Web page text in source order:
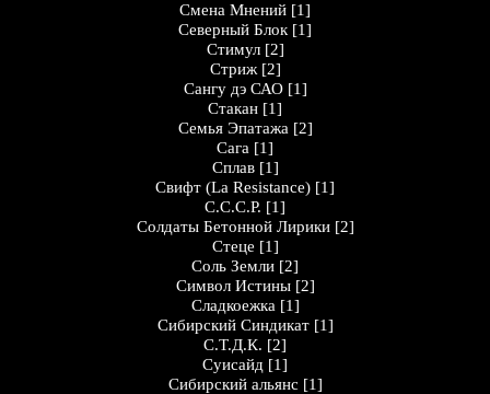
Смена Мнений [1]
Северный Блок [1]
Стимул [2]
Стриж [2]
Сангу дэ САО [1]
Стакан [1]
Семья Эпатажа [2]
Сага [1]
Сплав [1]
Свифт (La Resistance) [1]
С.С.С.Р. [1]
Солдаты Бетонной Лирики [2]
Стеце [1]
Соль Земли [2]
Символ Истины [2]
Сладкоежка [1]
Сибирский Синдикат [1]
С.Т.Д.К. [2]
Суисайд [1]
Сибирский альянс [1]